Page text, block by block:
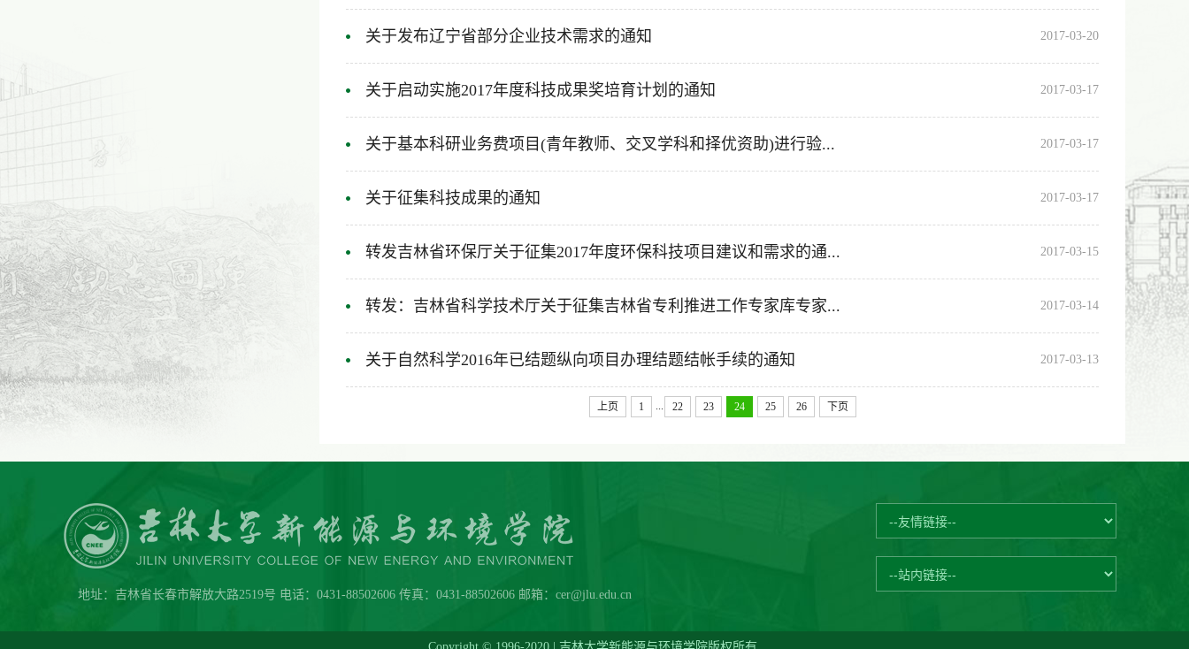
关于发布辽宁省部分企业技术需求的通知 2017-03-20
关于启动实施2017年度科技成果奖培育计划的通知 2017-03-17
关于基本科研业务费项目(青年教师、交叉学科和择优资助)进行验... 2017-03-17
关于征集科技成果的通知 2017-03-17
转发吉林省环保厅关于征集2017年度环保科技项目建议和需求的通... 2017-03-15
转发：吉林省科学技术厅关于征集吉林省专利推进工作专家库专家... 2017-03-14
关于自然科学2016年已结题纵向项目办理结题结帐手续的通知 2017-03-13
上页 1 22 23 24 25 26 下页
地址：吉林省长春市解放大路2519号 电话：0431-88502606 传真：0431-88502606 邮箱：cer@jlu.edu.cn